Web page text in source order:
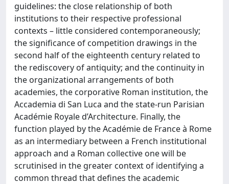
guidelines: the close relationship of both
institutions to their respective professional
contexts – little considered contemporaneously;
the significance of competition drawings in the
second half of the eighteenth century related to
the rediscovery of antiquity; and the continuity in
the organizational arrangements of both
academies, the corporative Roman institution, the
Accademia di San Luca and the state-run Parisian
Académie Royale d’Architecture. Finally, the
function played by the Académie de France à Rome
as an intermediary between a French institutional
approach and a Roman collective one will be
scrutinised in the greater context of identifying a
common thread that defines the academic